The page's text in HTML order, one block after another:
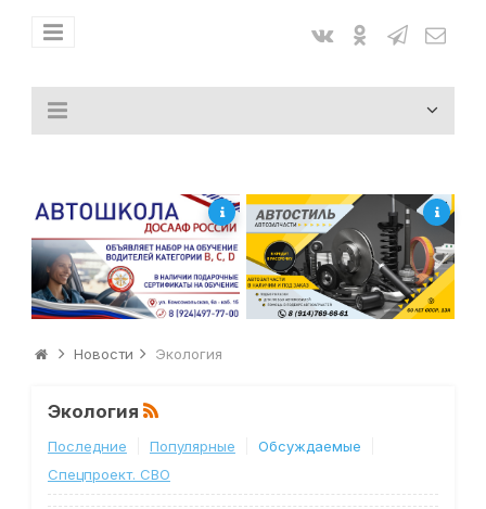
Новости Экология
Экология
Последние Популярные
Обсуждаемые
Спецпроект. СВО